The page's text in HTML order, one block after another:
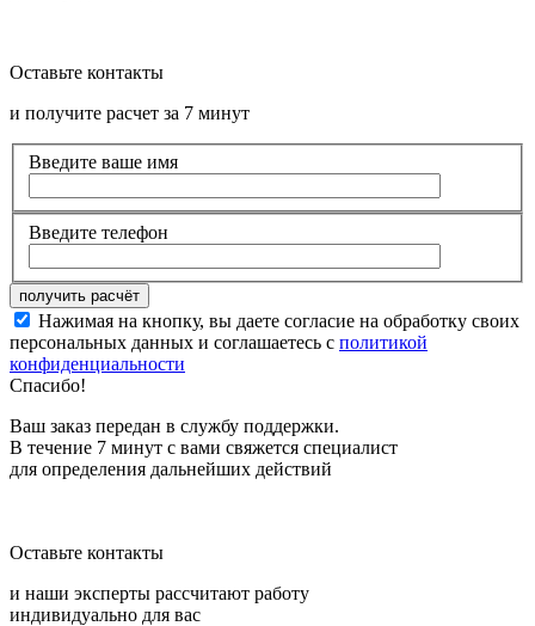
Оставьте контакты
и получите расчет за 7 минут
Введите ваше имя
Введите телефон
Нажимая на кнопку, вы даете согласие на обработку своих
персональных данных и соглашаетесь с политикой
конфиденциальности
Спасибо!
Ваш заказ передан в службу поддержки.
В течение 7 минут с вами свяжется специалист
для определения дальнейших действий
Оставьте контакты
и наши эксперты рассчитают работу
индивидуально для вас